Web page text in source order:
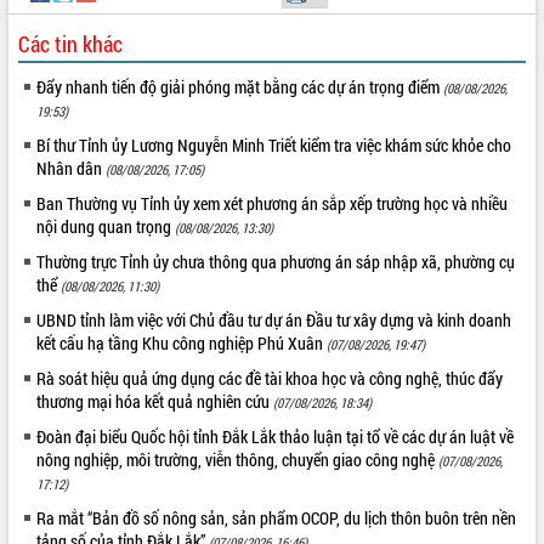
năm 2026
Hội thảo khoa học “Giải pháp thúc đẩy
phát triển nền kinh tế xanh tại tỉnh
Đắk Lắk”
Tăng cường giám sát, đôn đốc thực
hiện nhiệm vụ quản lý tài sản công
hàng tuần
Tháo gỡ những vướng mắc, đẩy mạnh
công tác cải cách thủ tục hành chính
tại Trung tâm Phục vụ hành chính
Đắk Lắk: Tôn vinh 46 giải pháp tại Hội
Đắk Lắk rà soát, điều chỉnh Đề án 190
về phát triển nuôi trồng thủy sản
Phó Chủ tịch UBND tỉnh Đắk Lắk
Trương Công Thái kiểm tra thực địa
Dự án cao tốc Khánh Hòa - Buôn Ma
Thuột
Các tin khác
Đẩy nhanh tiến độ giải phóng mặt bằng các dự án trọng điểm (08/08/2026,
19:53)
Bí thư Tỉnh ủy Lương Nguyễn Minh Triết kiểm tra việc khám sức khỏe cho
Nhân dân (08/08/2026, 17:05)
Ban Thường vụ Tỉnh ủy xem xét phương án sắp xếp trường học và nhiều
nội dung quan trọng (08/08/2026, 13:30)
Thường trực Tỉnh ủy chưa thông qua phương án sáp nhập xã, phường cụ
thể (08/08/2026, 11:30)
UBND tỉnh làm việc với Chủ đầu tư dự án Đầu tư xây dựng và kinh doanh
kết cấu hạ tầng Khu công nghiệp Phú Xuân (07/08/2026, 19:47)
Rà soát hiệu quả ứng dụng các đề tài khoa học và công nghệ, thúc đẩy
thương mại hóa kết quả nghiên cứu (07/08/2026, 18:34)
Đoàn đại biểu Quốc hội tỉnh Đắk Lắk thảo luận tại tổ về các dự án luật về
nông nghiệp, môi trường, viễn thông, chuyển giao công nghệ (07/08/2026,
17:12)
Ra mắt “Bản đồ số nông sản, sản phẩm OCOP, du lịch thôn buôn trên nền